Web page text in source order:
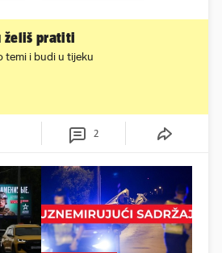
želiš pratiti
temi i budi u tijeku
2